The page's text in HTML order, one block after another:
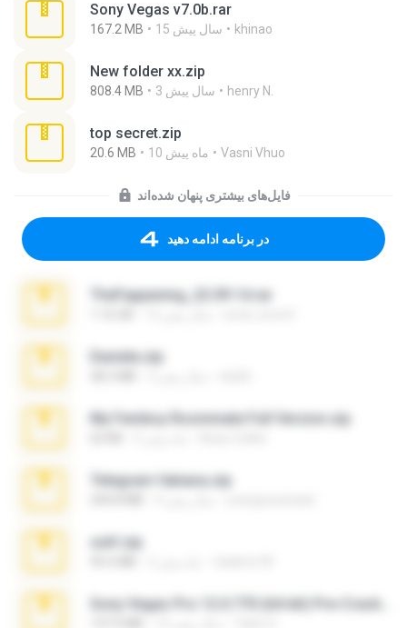
Sony Vegas v7.0b.rar
167.2 MB 15 سال پیش khinao
New folder xx.zip
808.4 MB 3 سال پیش henry N.
top secret.zip
20.6 MB 10 ماه پیش Vasni Vhuo
فایل‌های بیشتری پنهان شده‌اند
در برنامه ادامه دهید
TheFappening_22.09.14.rar
Daniela.zip
My Femboy Roommate Full Version.zip
Telegram fabiana.zip
ouh!.zip